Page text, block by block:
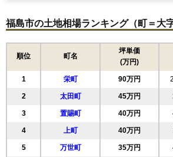
福島市の土地相場ランキング（町＝大字
順位 町名
坪単価
(万円)
1 栄町 90万円
2 太田町 45万円
3 置賜町 40万円
4 上町 40万円
5 万世町 35万円